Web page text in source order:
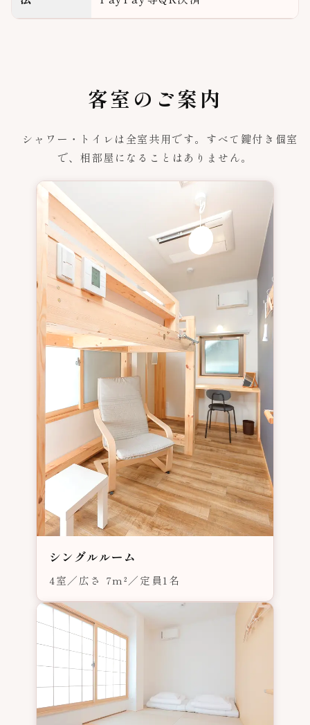
客室のご案内
シャワー・トイレは全室共用です。すべて鍵付き個室
で、相部屋になることはありません。
シングルルーム
4室／広さ 7m²／定員1名